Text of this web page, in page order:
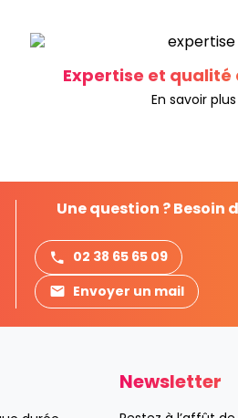
Expertise et qualité
En savoir plus
Une question ? Besoin
02 38 65 65 09
Envoyer un mail
Newsletter